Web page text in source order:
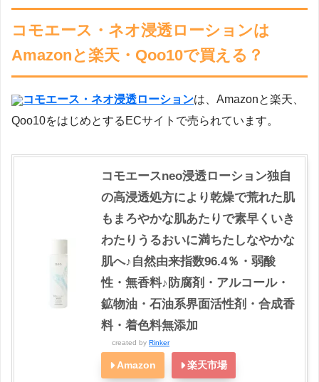
コモエース・ネオ浸透ローションは
Amazonと楽天・Qoo10で買える？
コモエース・ネオ浸透ローションは、Amazonと楽天、
Qoo10をはじめとするECサイトで売られています。
コモエースneo浸透ローション独自
の高浸透処方により乾燥で荒れた肌
もまろやかな肌あたりで素早くいき
わたりうるおいに満ちたしなやかな
肌へ♪自然由来指数96.4％・弱酸
性・無香料♪防腐剤・アルコール・
鉱物油・石油系界面活性剤・合成香
料・着色料無添加
created by Rinker
Amazon 楽天市場